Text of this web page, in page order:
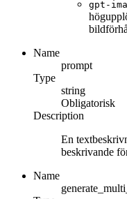
gpt-
Name
prompt
Type
string
Obligatorisk
Description
En
beskrivande
Name